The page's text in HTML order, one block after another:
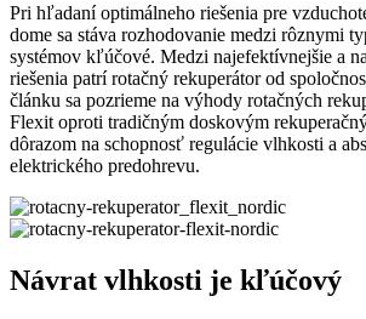
Pri hľadaní optimálneho riešenia pre
dome sa stáva rozhodovanie medzi rôznymi
systémov kľúčové. Medzi najefektívnejšie a
riešenia patrí rotačný rekuperátor od
článku sa pozrieme na výhody rotačných
Flexit oproti tradičným doskovým
dôrazom na schopnosť regulácie vlhkosti a
elektrického predohrevu.
Návrat vlhkosti je kľúčový